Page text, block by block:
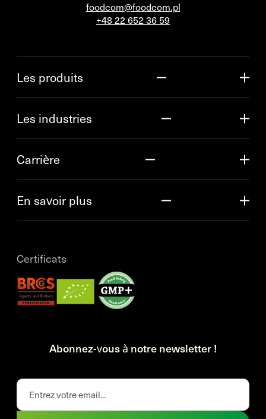
foodcom@foodcom.pl
+48 22 652 36 59
Les produits
Les industries
Carrière
En savoir plus
Certificats
Abonnez-vous à notre newsletter !